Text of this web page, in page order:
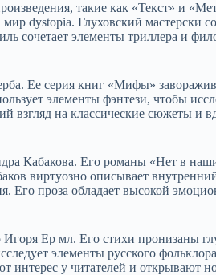
такие как «Текст» и
dystopia. Глуховский мастерски
сочетает элементы триллера и
Ее серия книг «Мифы»
элементы фэнтези, чтобы
взгляд на классические сюжеты и
Кабакова. Его романы «Нет в
виртуозно описывает
Его проза обладает высокой
Игоря Ер мл. Его стихи пронизаны
элементы русского
интерес у читателей и открывают